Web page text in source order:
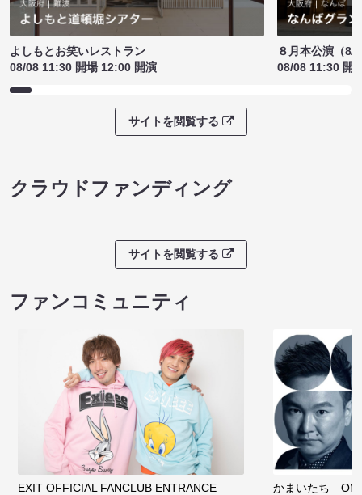
よしもとお笑いレストラン
08/08 11:30 開場 12:00 開演
８月本公演（8/
08/08 11:30 開
サイトを閲覧する
クラウドファンディング
サイトを閲覧する
ファンコミュニティ
EXIT OFFICIAL FANCLUB ENTRANCE かまいたち